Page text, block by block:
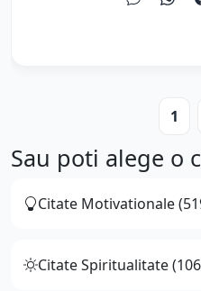
1
Sau poti alege o
Citate Motivationale
Citate Spiritualitate